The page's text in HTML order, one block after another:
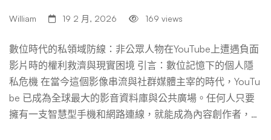
佳，卻未告知測試條件異常。 隱瞞關鍵資訊：未揭露重要
背景，例如：未說明樣品是競爭對手提供、未告知創作者與
特定品牌有利益關係、未說明產品是經過特殊處理的「特製
版」而非市售版。 選擇性呈現數據：在進行比較測試時，
刻意選用對己方有利但對被攻擊方不利的條件。例如，測試
相機夜拍時，刻 […] …
William 19 2 月, 2026 169 views
數位時代的私領域防線：非公眾人物在YouTube上遭遇負面
影片時的權利救濟與現實困境 引言：數位記憶下的個人隱
私危機 在當今這個影像串流與社群媒體主宰的時代，YouTu
be 已成為全球最大的影音資料庫與公共廣場。任何人只要
擁有一支智慧型手機和網路連線，就能成為內容創作者，記